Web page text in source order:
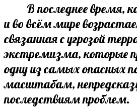
В последнее время,
и во всём мире
связанная с угрозой
экстремизма, которые
одну из самых опасных
масштабам,
последствиям проблем.